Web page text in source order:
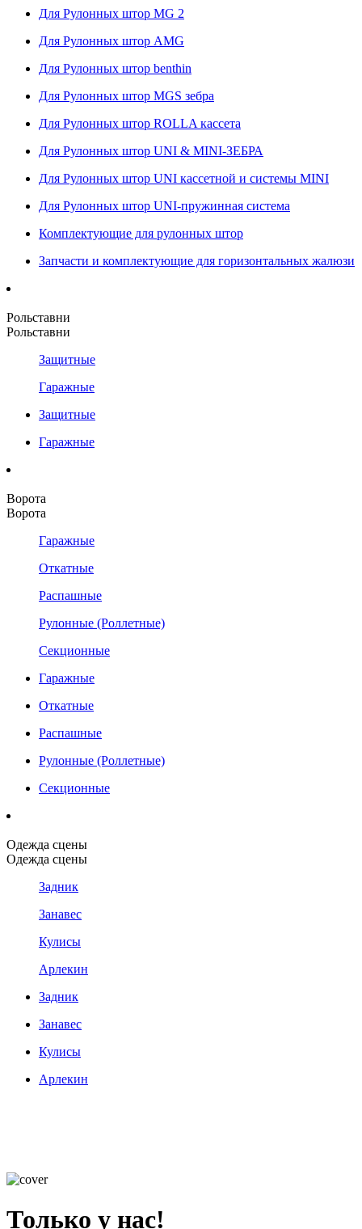
Для Рулонных штор MG 2
Для Рулонных штор AMG
Для Рулонных штор benthin
Для Рулонных штор MGS зебра
Для Рулонных штор ROLLA кассета
Для Рулонных штор UNI & MINI-ЗЕБРА
Для Рулонных штор UNI кассетной и системы MINI
Для Рулонных штор UNI-пружинная система
Комплектующие для рулонных штор
Запчасти и комплектующие для горизонтальных жалюзи
Рольставни
Рольставни
Защитные
Гаражные
Защитные
Гаражные
Ворота
Ворота
Гаражные
Откатные
Распашные
Рулонные (Роллетные)
Секционные
Гаражные
Откатные
Распашные
Рулонные (Роллетные)
Секционные
Одежда сцены
Одежда сцены
Задник
Занавес
Кулисы
Арлекин
Задник
Занавес
Кулисы
Арлекин
Только у нас!